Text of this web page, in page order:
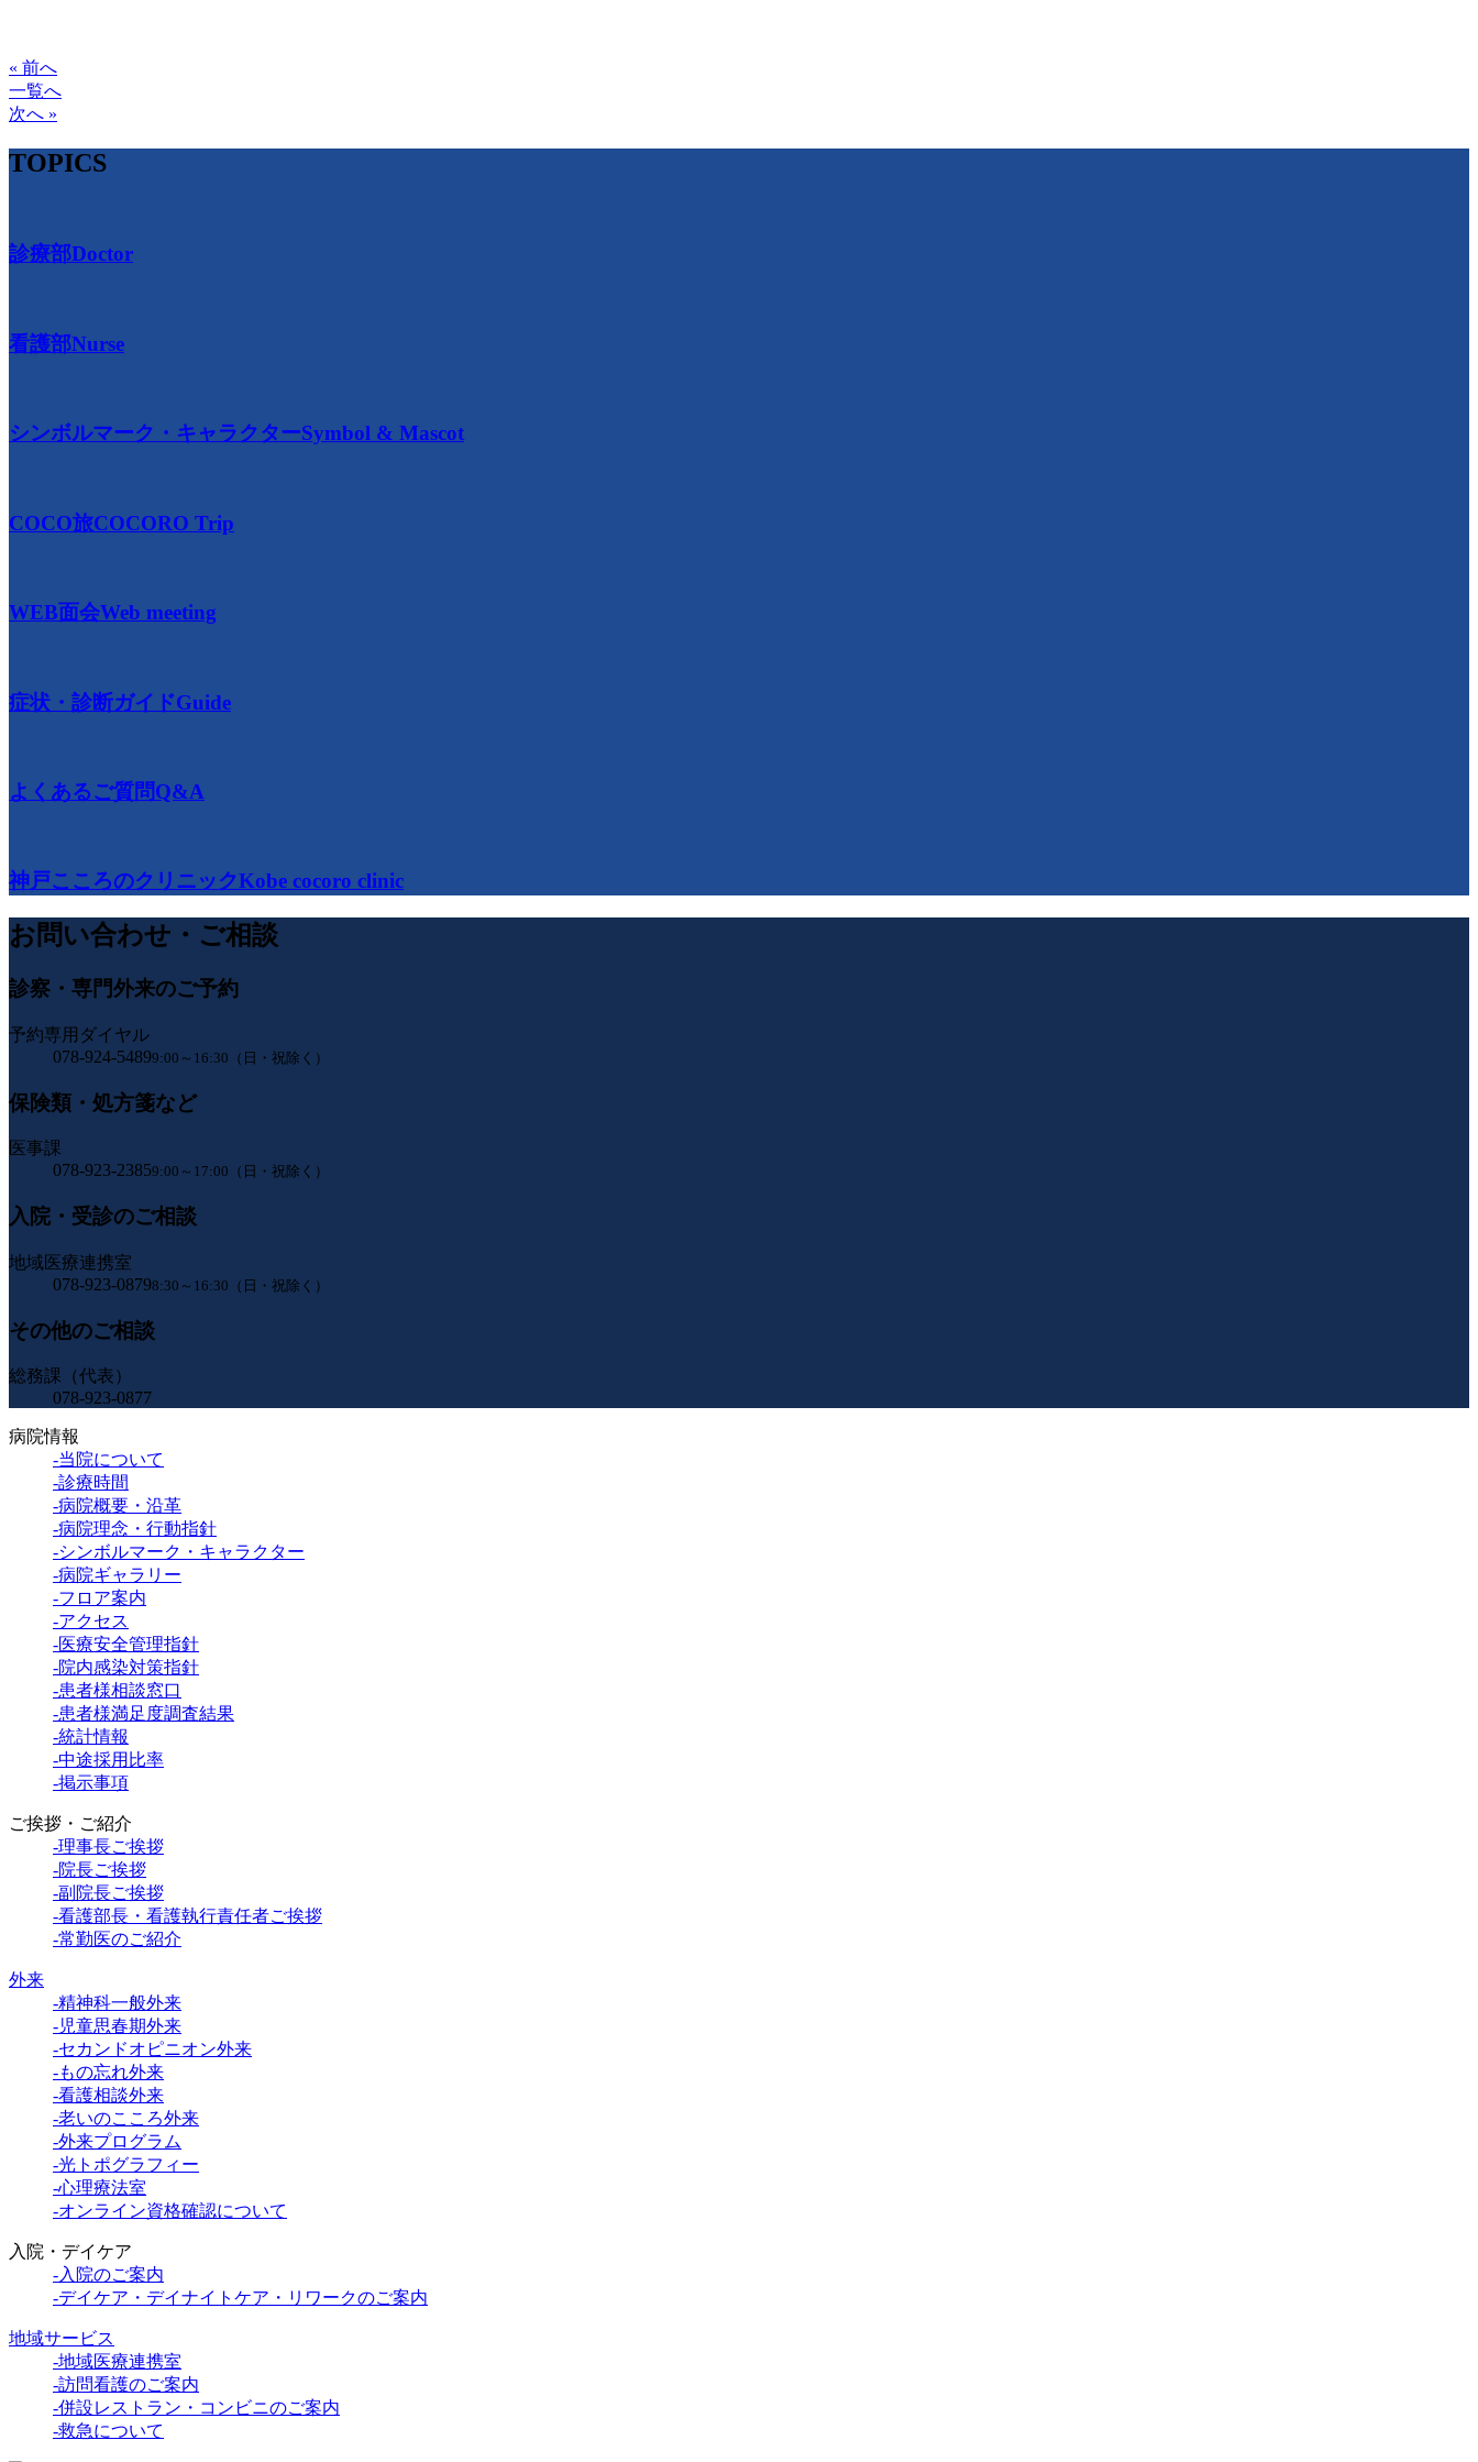
« 前へ
一覧へ
次へ »
TOPICS
診療部Doctor
看護部Nurse
シンボルマーク・キャラクターSymbol & Mascot
COCO旅COCORO Trip
WEB面会Web meeting
症状・診断ガイドGuide
よくあるご質問Q&A
神戸こころのクリニックKobe cocoro clinic
お問い合わせ・ご相談
診察・専門外来のご予約
予約専用ダイヤル
078-924-54899:00～16:30（日・祝除く）
保険類・処方箋など
医事課
078-923-23859:00～17:00（日・祝除く）
入院・受診のご相談
地域医療連携室
078-923-08798:30～16:30（日・祝除く）
その他のご相談
総務課（代表）
078-923-0877
病院情報
-当院について
-診療時間
-病院概要・沿革
-病院理念・行動指針
-シンボルマーク・キャラクター
-病院ギャラリー
-フロア案内
-アクセス
-医療安全管理指針
-院内感染対策指針
-患者様相談窓口
-患者様満足度調査結果
-統計情報
-中途採用比率
-掲示事項
ご挨拶・ご紹介
-理事長ご挨拶
-院長ご挨拶
-副院長ご挨拶
-看護部長・看護執行責任者ご挨拶
-常勤医のご紹介
外来
-精神科一般外来
-児童思春期外来
-セカンドオピニオン外来
-もの忘れ外来
-看護相談外来
-老いのこころ外来
-外来プログラム
-光トポグラフィー
-心理療法室
-オンライン資格確認について
入院・デイケア
-入院のご案内
-デイケア・デイナイトケア・リワークのご案内
地域サービス
-地域医療連携室
-訪問看護のご案内
-併設レストラン・コンビニのご案内
-救急について